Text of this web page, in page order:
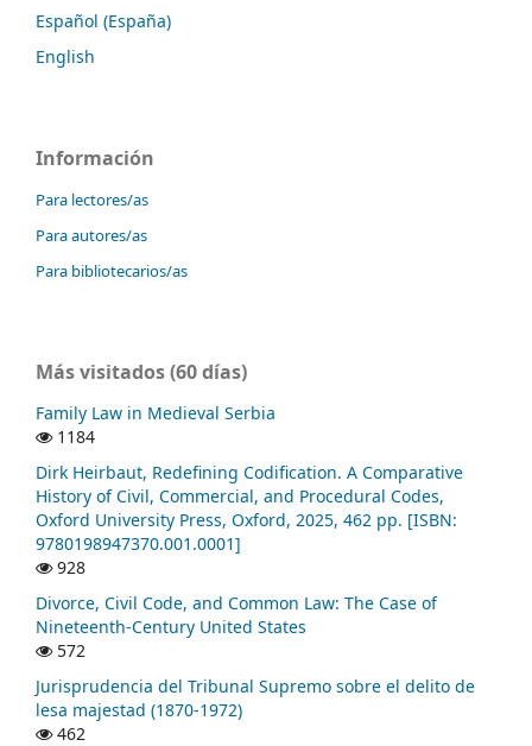
Español (España)
English
Información
Para lectores/as
Para autores/as
Para bibliotecarios/as
Más visitados (60 días)
Family Law in Medieval Serbia
1184
Dirk Heirbaut, Redefining Codification. A Comparative
History of Civil, Commercial, and Procedural Codes,
Oxford University Press, Oxford, 2025, 462 pp. [ISBN:
9780198947370.001.0001]
928
Divorce, Civil Code, and Common Law: The Case of
Nineteenth-Century United States
572
Jurisprudencia del Tribunal Supremo sobre el delito de
lesa majestad (1870-1972)
462